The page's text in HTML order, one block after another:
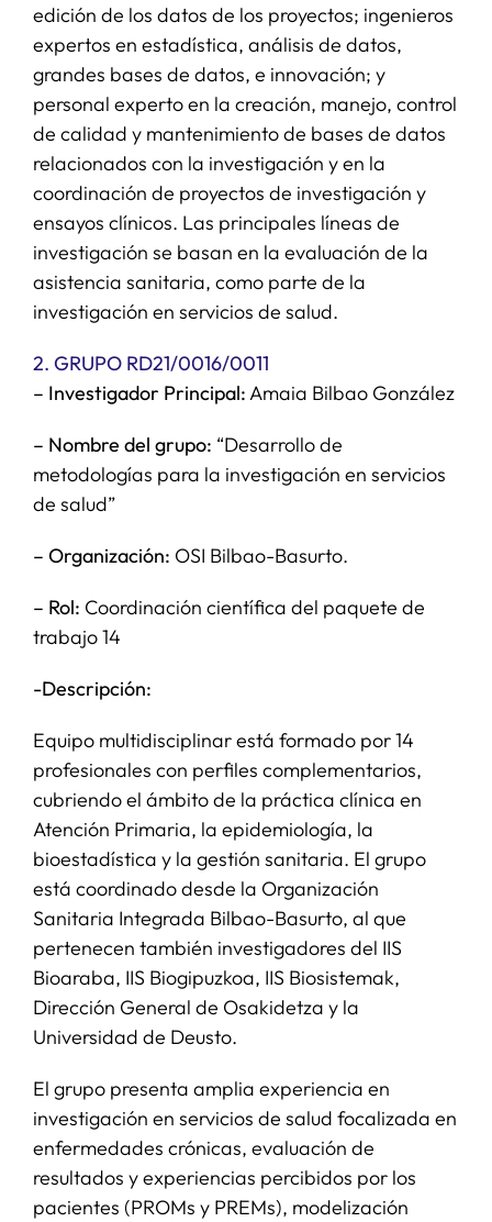
edición de los datos de los proyectos; ingenieros
expertos en estadística, análisis de datos,
grandes bases de datos, e innovación; y
personal experto en la creación, manejo, control
de calidad y mantenimiento de bases de datos
relacionados con la investigación y en la
coordinación de proyectos de investigación y
ensayos clínicos. Las principales líneas de
investigación se basan en la evaluación de la
asistencia sanitaria, como parte de la
investigación en servicios de salud.
2. GRUPO RD21/0016/0011
– Investigador Principal:Amaia Bilbao González
– Nombre del grupo: “Desarrollo de
metodologías para la investigación en servicios
de salud”
– Organización: OSI Bilbao-Basurto.
– Rol: Coordinación científica del paquete de
trabajo 14
-Descripción:
Equipo multidisciplinar está formado por 14
profesionales con perfiles complementarios,
cubriendo el ámbito de la práctica clínica en
Atención Primaria, la epidemiología, la
bioestadística y la gestión sanitaria. El grupo
está coordinado desde la Organización
Sanitaria Integrada Bilbao-Basurto, al que
pertenecen también investigadores del IIS
Bioaraba, IIS Biogipuzkoa, IIS Biosistemak,
Dirección General de Osakidetza y la
Universidad de Deusto.
El grupo presenta amplia experiencia en
investigación en servicios de salud focalizada en
enfermedades crónicas, evaluación de
resultados y experiencias percibidos por los
pacientes (PROMs y PREMs), modelización